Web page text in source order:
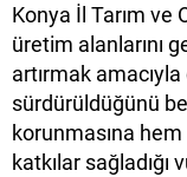
Konya İl Tarım
üretim alanlarını
artırmak amacıyla
sürdürüldüğünü
korunmasına
katkılar